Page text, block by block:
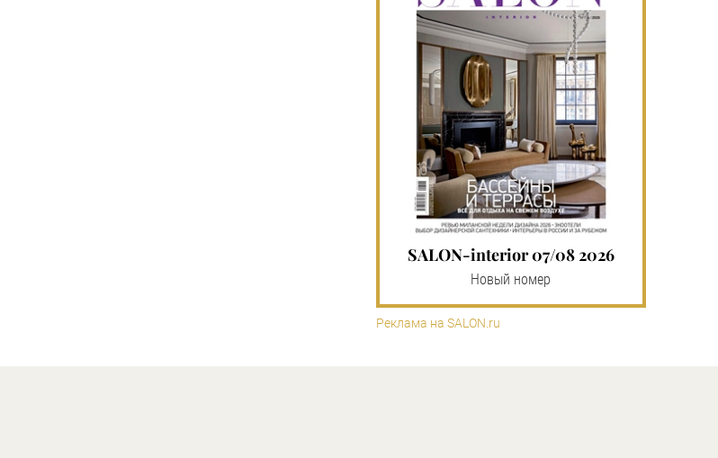
SALON-interior 07/08 2026
Новый номер
Реклама на SALON.ru